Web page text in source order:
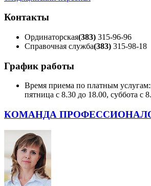
Контакты
Ординаторская(383) 315-96-96
Справочная служба(383) 315-98-18
График работы
Время приема по платным услугам:
пятница с 8.30 до 18.00, суббота с
КОМАНДА